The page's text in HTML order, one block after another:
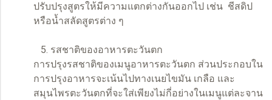
ปรับปรุงสูตรให้มีความแตกต่างกันออกไป เช่น ชีสดิป
หรือน้ำสลัดสูตรต่าง ๆ
5. รสชาติของอาหารตะวันตก
การปรุงรสชาติของเมนูอาหารตะวันตก ส่วนประกอบใน
การปรุงอาหารจะเน้นไปทางเนยไขมัน เกลือ และ
สมุนไพรตะวันตกที่จะใส่เพียงไม่กี่อย่างในเมนูแต่ละจาน